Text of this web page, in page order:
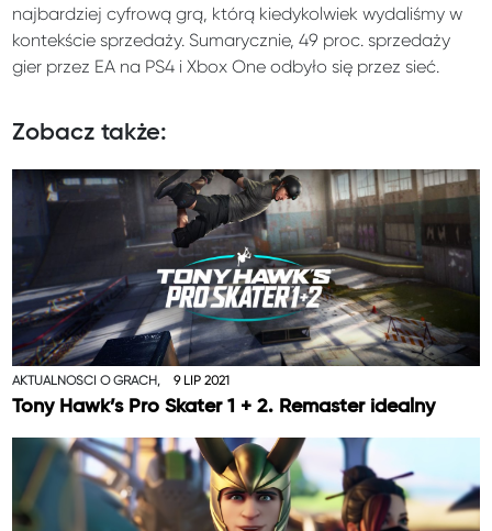
najbardziej cyfrową grą, którą kiedykolwiek wydaliśmy w
kontekście sprzedaży. Sumarycznie, 49 proc. sprzedaży
gier przez EA na PS4 i Xbox One odbyło się przez sieć.
Zobacz także:
AKTUALNOŚCI O GRACH, 9 LIP 2021
Tony Hawk’s Pro Skater 1 + 2. Remaster idealny